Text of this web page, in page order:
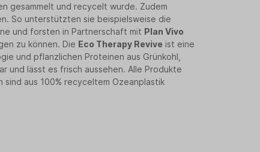
gesammelt und recycelt wurde. Zudem
So unterstützten sie beispielsweise die
und forsten in Partnerschaft mit Plan Vivo
zu können. Die Eco Therapy Revive ist eine
und pflanzlichen Proteinen aus Grünkohl,
und lässt es frisch aussehen. Alle Produkte
aus 100% recyceltem Ozeanplastik